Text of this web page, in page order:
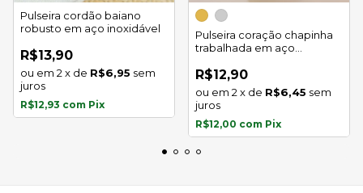
Pulseira cordão baiano
robusto em aço inoxidável
R$13,90
2 x de R$6,95 sem
juros
R$12,93 com Pix
Pulseira coração chapinha
trabalhada em aço
R$12,90
2 x de R$6,45 sem
juros
R$12,00 com Pix